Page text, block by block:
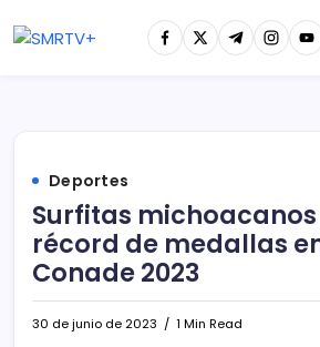
Deportes
Surfitas
récord de medallas
Conade 2023
30 de junio de 2023 1 Min Read